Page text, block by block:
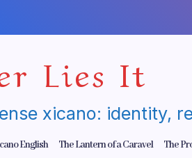
Lies It
xicano: identity,
English The Lantern of a Caravel The